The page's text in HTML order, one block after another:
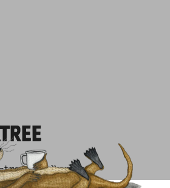
træ i vandkanten
lokale et arbejde,